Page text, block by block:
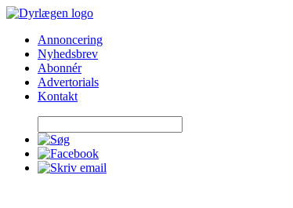
Skip
contentAnnoncering
Nyhedsbrev
Abonnér
Advertorials
Kontakt